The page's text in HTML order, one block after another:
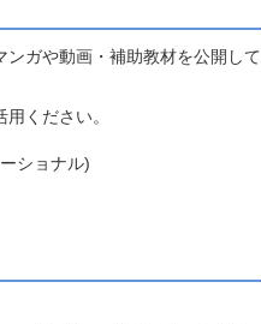
ガや動画・補助教材を公開して
ください。
ショナル)